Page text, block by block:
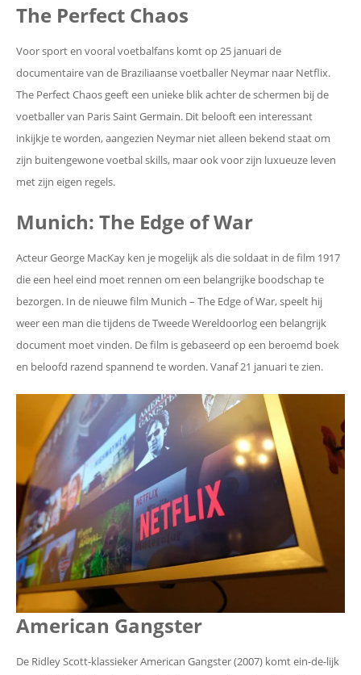
The Perfect Chaos
Voor sport en vooral voetbalfans komt op 25 januari de
documentaire van de Braziliaanse voetballer Neymar naar Netflix.
The Perfect Chaos geeft een unieke blik achter de schermen bij de
voetballer van Paris Saint Germain. Dit belooft een interessant
inkijkje te worden, aangezien Neymar niet alleen bekend staat om
zijn buitengewone voetbal skills, maar ook voor zijn luxueuze leven
met zijn eigen regels.
Munich: The Edge of War
Acteur George MacKay ken je mogelijk als die soldaat in de film 1917
die een heel eind moet rennen om een belangrijke boodschap te
bezorgen. In de nieuwe film Munich – The Edge of War, speelt hij
weer een man die tijdens de Tweede Wereldoorlog een belangrijk
document moet vinden. De film is gebaseerd op een beroemd boek
en beloofd razend spannend te worden. Vanaf 21 januari te zien.
American Gangster
De Ridley Scott-klassieker American Gangster (2007) komt ein-de-lijk